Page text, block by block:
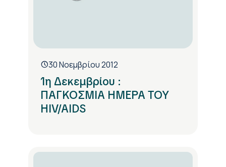
30 Νοεμβρίου 2012
1η Δεκεμβρίου :
ΠΑΓΚΟΣΜΙΑ ΗΜΕΡΑ ΤΟΥ
HIV/AIDS